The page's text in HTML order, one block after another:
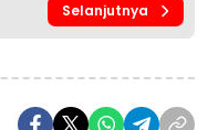
Selanjutnya